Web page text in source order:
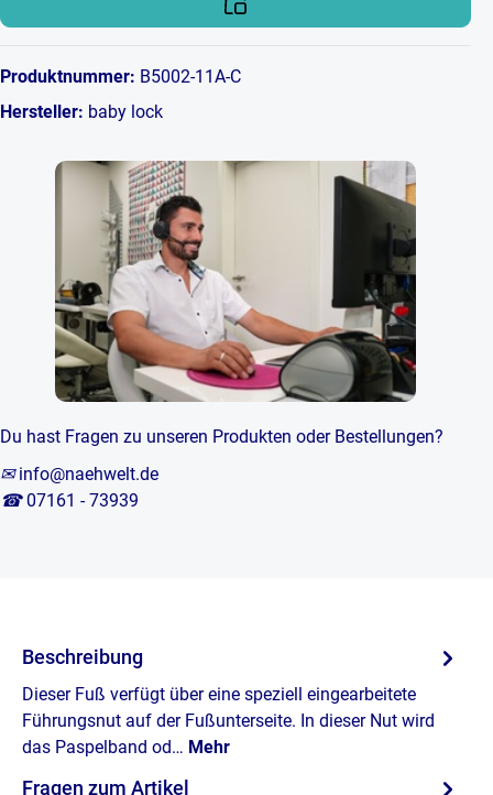
Produktnummer: B5002-11A-C
Hersteller: baby lock
Du hast Fragen zu unseren Produkten oder Bestellungen?
✉ info@naehwelt.de
☎ 07161 - 73939
Beschreibung
Dieser Fuß verfügt über eine speziell eingearbeitete
Führungsnut auf der Fußunterseite. In dieser Nut wird
das Paspelband od… Mehr
Fragen zum Artikel